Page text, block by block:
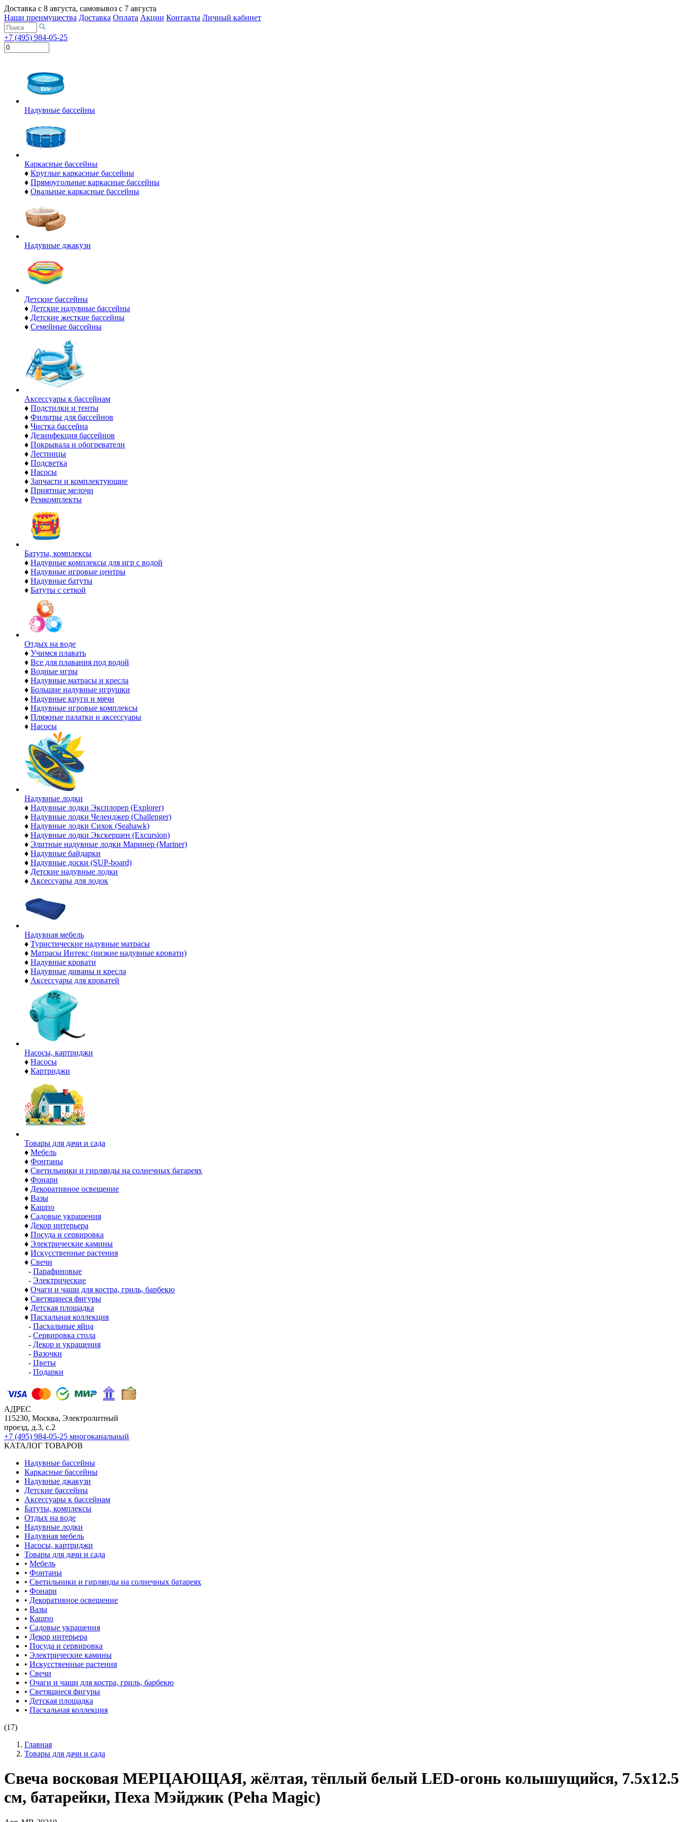
Доставка с 8 августа, самовывоз с 7 августа
Наши преимущества Доставка Оплата Акции Контакты Личный кабинет
+7 (495) 984-05-25
Надувные бассейны
Каркасные бассейны
♦ Круглые каркасные бассейны
♦ Прямоугольные каркасные бассейны
♦ Овальные каркасные бассейны
Надувные джакузи
Детские бассейны
♦ Детские надувные бассейны
♦ Детские жесткие бассейны
♦ Семейные бассейны
Аксессуары к бассейнам
♦ Подстилки и тенты
♦ Фильтры для бассейнов
♦ Чистка бассейна
♦ Дезинфекция бассейнов
♦ Покрывала и обогреватели
♦ Лестницы
♦ Подсветка
♦ Насосы
♦ Запчасти и комплектующие
♦ Приятные мелочи
♦ Ремкомплекты
Батуты, комплексы
♦ Надувные комплексы для игр с водой
♦ Надувные игровые центры
♦ Надувные батуты
♦ Батуты с сеткой
Отдых на воде
♦ Учимся плавать
♦ Все для плавания под водой
♦ Водные игры
♦ Надувные матрасы и кресла
♦ Большие надувные игрушки
♦ Надувные круги и мячи
♦ Надувные игровые комплексы
♦ Пляжные палатки и аксессуары
♦ Насосы
Надувные лодки
♦ Надувные лодки Эксплорер (Explorer)
♦ Надувные лодки Челенджер (Challenger)
♦ Надувные лодки Сихок (Seahawk)
♦ Надувные лодки Экскершен (Excursion)
♦ Элитные надувные лодки Маринер (Mariner)
♦ Надувные байдарки
♦ Надувные доски (SUP-board)
♦ Детские надувные лодки
♦ Аксессуары для лодок
Надувная мебель
♦ Туристические надувные матрасы
♦ Матрасы Интекс (низкие надувные кровати)
♦ Надувные кровати
♦ Надувные диваны и кресла
♦ Аксессуары для кроватей
Насосы, картриджи
♦ Насосы
♦ Картриджи
Товары для дачи и сада
♦ Мебель
♦ Фонтаны
♦ Светильники и гирлянды на солнечных батареях
♦ Фонари
♦ Декоративное освещение
♦ Вазы
♦ Кашпо
♦ Садовые украшения
♦ Декор интерьера
♦ Посуда и сервировка
♦ Электрические камины
♦ Искусственные растения
♦ Свечи
- Парафиновые
- Электрические
♦ Очаги и чаши для костра, гриль, барбекю
♦ Светящиеся фигуры
♦ Детская площадка
♦ Пасхальная коллекция
- Пасхальные яйца
- Сервировка стола
- Декор и украшения
- Вазочки
- Цветы
- Подарки
АДРЕС
115230, Москва, Электролитный
проезд, д.3, с.2
+7 (495) 984-05-25 многоканальный
КАТАЛОГ ТОВАРОВ
Надувные бассейны
Каркасные бассейны
Надувные джакузи
Детские бассейны
Аксессуары к бассейнам
Батуты, комплексы
Отдых на воде
Надувные лодки
Надувная мебель
Насосы, картриджи
Товары для дачи и сада
• Мебель
• Фонтаны
• Светильники и гирлянды на солнечных батареях
• Фонари
• Декоративное освещение
• Вазы
• Кашпо
• Садовые украшения
• Декор интерьера
• Посуда и сервировка
• Электрические камины
• Искусственные растения
• Свечи
• Очаги и чаши для костра, гриль, барбекю
• Светящиеся фигуры
• Детская площадка
• Пасхальная коллекция
(17)
Главная
Товары для дачи и сада
Свеча восковая МЕРЦАЮЩАЯ, жёлтая, тёплый белый LED-огонь колышущийся, 7.5х12.5
см, батарейки, Пеха Мэйджик (Peha Magic)